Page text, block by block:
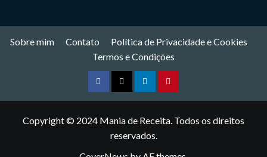
Sobre mim Contato
Política de Privacidade e Cookies
Termos e Condições
FacebookTwitterLinkedinPinterest
Copyright © 2024 Mania de Receita. Todos os direitos
reservados.